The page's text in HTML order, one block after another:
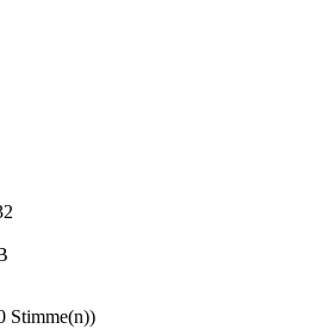
Stimme(n))